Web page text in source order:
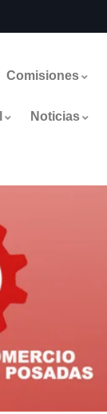
Comisiones
Noticias